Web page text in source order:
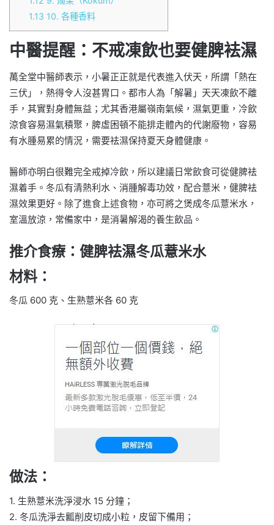
1.13 10. 各種香料
中醫提醒：不戒凍飲也要健脾袪濕
萬全堂中醫師表示，小暑正正就是代表進入伏天，所謂「熱在
三伏」，熱得令人沒甚胃口。都市人為「解暑」天天凍飲不離
手，其實對身體無益；尤其香港屬嶺南氣候，濕氣更重，冷飲
涼食容易濕氣積聚，脾虛困頓不能排走體內的代謝廢物，容易
有水腫易累的情況，需要袪濕保持夏天身體健康。
醫師亦明白很難完全戒掉冷飲，所以建議日常飲食可從健脾袪
濕着手。冬瓜有清熱利水、消腫解毒功效，配合薏米，健脾袪
濕效果更好。除了進食上述食物，亦可將之煲成冬瓜薏米水，
室溫放涼，常備家中，是消暑解渴的養生飲品。
推介食療：健脾袪濕冬瓜薏米水
材料：
冬瓜 600 克、生熟薏米各 60 克
做法：
1. 生熟薏米洗淨浸水 15 分鐘；
2. 冬瓜洗淨去瓤削皮切成小粒，皮留下備用；